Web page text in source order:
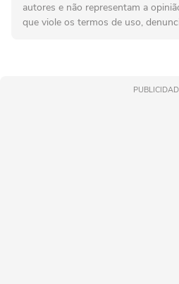
autores e não representam a
que viole os termos de uso,